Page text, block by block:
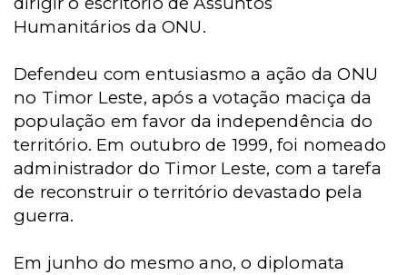
Humanitários da ONU.
Defendeu com entusiasmo a ação da ONU
no Timor Leste, após a votação maciça da
população em favor da independência do
território. Em outubro de 1999, foi nomeado
administrador do Timor Leste, com a tarefa
de reconstruir o território devastado pela
guerra.
Em junho do mesmo ano, o diplomata